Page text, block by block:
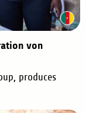
von
produces